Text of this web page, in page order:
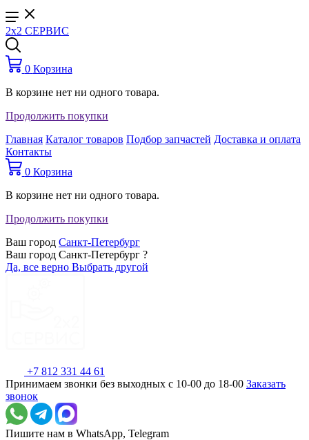
2x2 СЕРВИС
0 Корзина
В корзине нет ни одного товара.
Продолжить покупки
Главная Каталог товаров Подбор запчастей Доставка и оплата
Контакты
0 Корзина
В корзине нет ни одного товара.
Продолжить покупки
Ваш город Санкт-Петербург
Ваш город Санкт-Петербург ?
Да, все верно Выбрать другой
+7 812 331 44 61
Принимаем звонки без выходных с 10-00 до 18-00 Заказать
звонок
Пишите нам в WhatsApp, Telegram